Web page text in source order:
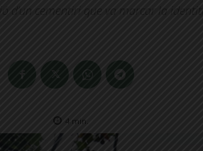
d’un cementiri que va marcar la
4 min.